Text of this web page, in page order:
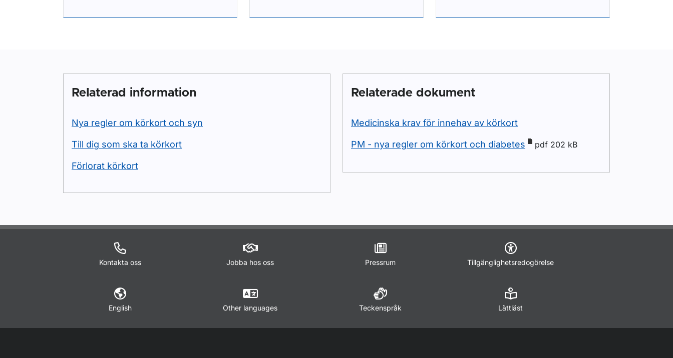
Relaterad information
Nya regler om körkort och syn
Till dig som ska ta körkort
Förlorat körkort
Relaterade dokument
Medicinska krav för innehav av körkort
PM - nya regler om körkort och diabetes pdf 202 kB
Kontakta oss Jobba hos oss Pressrum Tillgänglighetsredogörelse
English Other languages Teckenspråk Lättläst